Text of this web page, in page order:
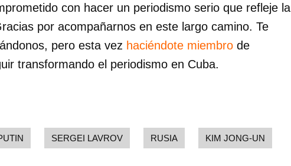
con hacer un periodismo serio que refleje la
por acompañarnos en este largo camino. Te
pero esta vez haciéndote miembro de
transformando el periodismo en Cuba.
SERGEI LAVROV RUSIA KIM JONG-UN